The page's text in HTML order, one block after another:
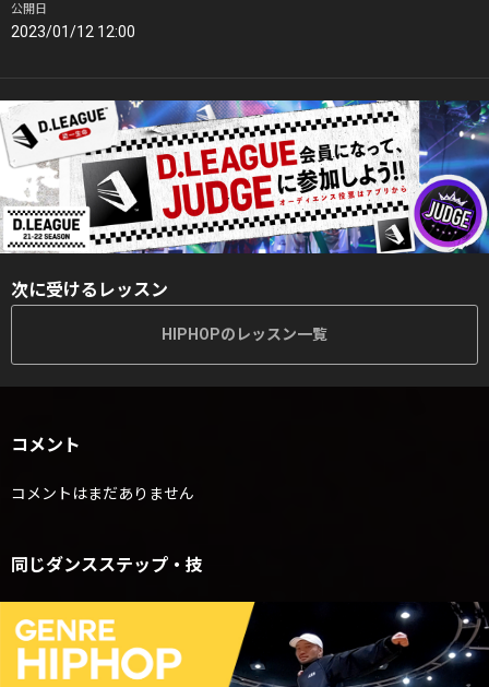
公開日
2023/01/12 12:00
次に受けるレッスン
HIPHOPのレッスン一覧
コメント
コメントはまだありません
同じダンスステップ・技